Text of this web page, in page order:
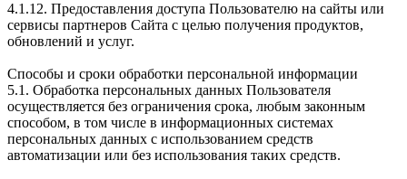
4.1.12. Предоставления доступа Пользователю на сайты или
сервисы партнеров Сайта с целью получения продуктов,
обновлений и услуг.
Способы и сроки обработки персональной информации
5.1. Обработка персональных данных Пользователя
осуществляется без ограничения срока, любым законным
способом, в том числе в информационных системах
персональных данных с использованием средств
автоматизации или без использования таких средств.